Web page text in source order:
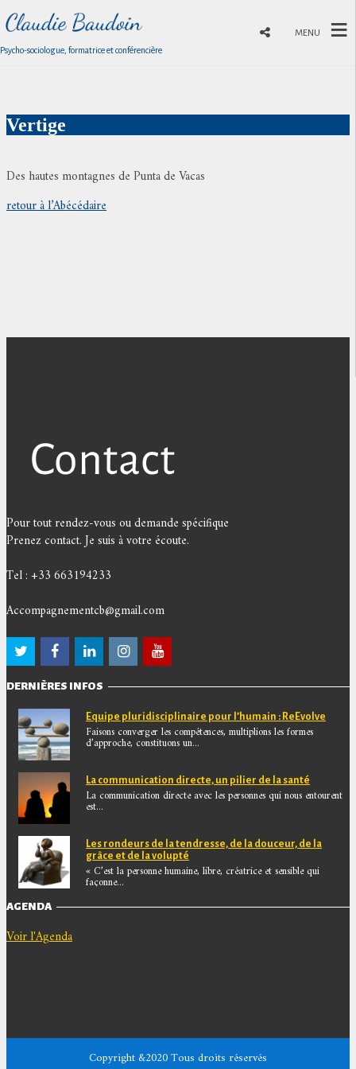
Psycho-sociologue, formatrice et conférencière
MENU
Vertige
Des hautes montagnes de Punta de Vacas
retour à l’Abécédaire
Pour tout rendez-vous ou demande spécifique
Prenez contact. Je suis à votre écoute.
Tel : +33 663194233
Accompagnementcb@gmail.com
DERNIÈRES INFOS
Equipe pluridisciplinaire pour l’humain : ReEvolve
Faisons converger les compétences, multiplions les formes
d’approche, constituons un...
La communication directe, un pilier de la santé
La communication directe avec les personnes qui nous entourent
est...
Les rondeurs de la tendresse, de la douceur, de la
grâce et de la volupté
« C’est la personne humaine, libre, créatrice et sensible qui
façonne...
AGENDA
Voir l'Agenda
Copyright &2020 Tous droits réservés